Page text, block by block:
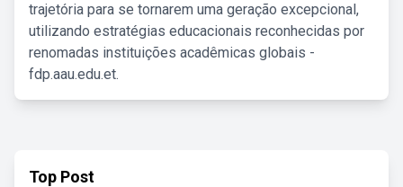
trajetória para se tornarem uma geração excepcional,
utilizando estratégias educacionais reconhecidas por
renomadas instituições acadêmicas globais -
fdp.aau.edu.et.
Top Post